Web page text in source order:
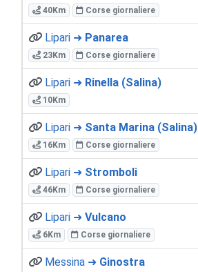
40Km Corse giornaliere
Lipari ➜ Panarea
23Km Corse giornaliere
Lipari ➜ Rinella (Salina)
10Km
Lipari ➜ Santa Marina (Salina)
16Km Corse giornaliere
Lipari ➜ Stromboli
46Km Corse giornaliere
Lipari ➜ Vulcano
6Km Corse giornaliere
Messina ➜ Ginostra